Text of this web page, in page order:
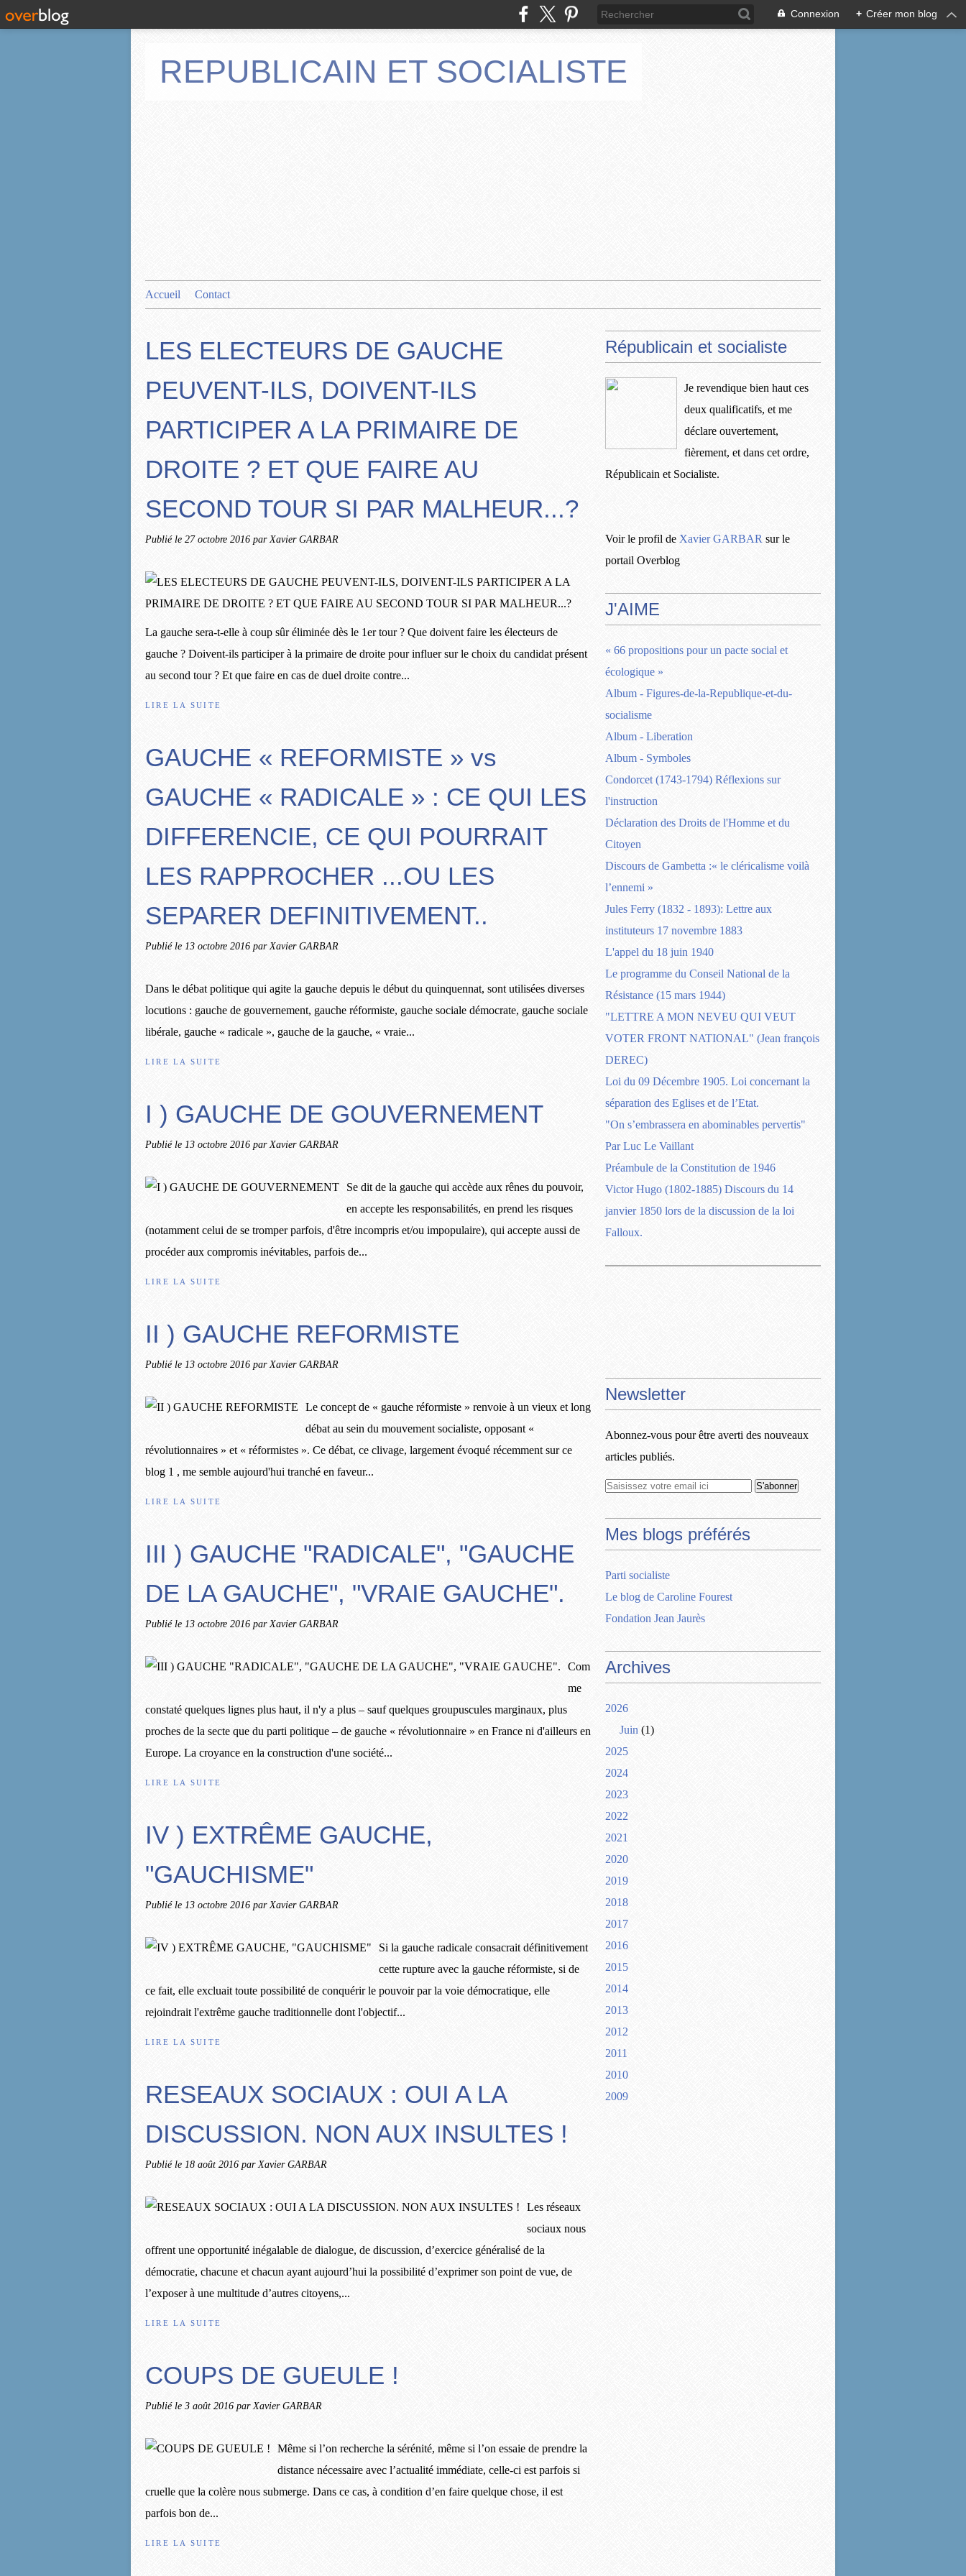
Connexion + Créer mon blog
REPUBLICAIN ET SOCIALISTE
Accueil Contact
LES ELECTEURS DE GAUCHE
PEUVENT-ILS, DOIVENT-ILS
PARTICIPER A LA PRIMAIRE DE
DROITE ? ET QUE FAIRE AU
SECOND TOUR SI PAR MALHEUR...?
Publié le 27 octobre 2016 par Xavier GARBAR
La gauche sera-t-elle à coup sûr éliminée dès le 1er tour ? Que doivent faire les électeurs de
gauche ? Doivent-ils participer à la primaire de droite pour influer sur le choix du candidat présent
au second tour ? Et que faire en cas de duel droite contre...
LIRE LA SUITE
GAUCHE « REFORMISTE » vs
GAUCHE « RADICALE » : CE QUI LES
DIFFERENCIE, CE QUI POURRAIT
LES RAPPROCHER ...OU LES
SEPARER DEFINITIVEMENT..
Publié le 13 octobre 2016 par Xavier GARBAR
Dans le débat politique qui agite la gauche depuis le début du quinquennat, sont utilisées diverses
locutions : gauche de gouvernement, gauche réformiste, gauche sociale démocrate, gauche sociale
libérale, gauche « radicale », gauche de la gauche, « vraie...
LIRE LA SUITE
I ) GAUCHE DE GOUVERNEMENT
Publié le 13 octobre 2016 par Xavier GARBAR
Se dit de la gauche qui accède aux rênes du pouvoir,
en accepte les responsabilités, en prend les risques
(notamment celui de se tromper parfois, d'être incompris et/ou impopulaire), qui accepte aussi de
procéder aux compromis inévitables, parfois de...
LIRE LA SUITE
II ) GAUCHE REFORMISTE
Publié le 13 octobre 2016 par Xavier GARBAR
Le concept de « gauche réformiste » renvoie à un vieux et long
débat au sein du mouvement socialiste, opposant «
révolutionnaires » et « réformistes ». Ce débat, ce clivage, largement évoqué récemment sur ce
blog 1 , me semble aujourd'hui tranché en faveur...
LIRE LA SUITE
III ) GAUCHE "RADICALE", "GAUCHE
DE LA GAUCHE", "VRAIE GAUCHE".
Publié le 13 octobre 2016 par Xavier GARBAR
Com
me
constaté quelques lignes plus haut, il n'y a plus – sauf quelques groupuscules marginaux, plus
proches de la secte que du parti politique – de gauche « révolutionnaire » en France ni d'ailleurs en
Europe. La croyance en la construction d'une société...
LIRE LA SUITE
IV ) EXTRÊME GAUCHE,
"GAUCHISME"
Publié le 13 octobre 2016 par Xavier GARBAR
Si la gauche radicale consacrait définitivement
cette rupture avec la gauche réformiste, si de
ce fait, elle excluait toute possibilité de conquérir le pouvoir par la voie démocratique, elle
rejoindrait l'extrême gauche traditionnelle dont l'objectif...
LIRE LA SUITE
RESEAUX SOCIAUX : OUI A LA
DISCUSSION. NON AUX INSULTES !
Publié le 18 août 2016 par Xavier GARBAR
Les réseaux
sociaux nous
offrent une opportunité inégalable de dialogue, de discussion, d’exercice généralisé de la
démocratie, chacune et chacun ayant aujourd’hui la possibilité d’exprimer son point de vue, de
l’exposer à une multitude d’autres citoyens,...
LIRE LA SUITE
COUPS DE GUEULE !
Publié le 3 août 2016 par Xavier GARBAR
Même si l’on recherche la sérénité, même si l’on essaie de prendre la
distance nécessaire avec l’actualité immédiate, celle-ci est parfois si
cruelle que la colère nous submerge. Dans ce cas, à condition d’en faire quelque chose, il est
parfois bon de...
LIRE LA SUITE
Républicain et socialiste
Je revendique bien haut ces
deux qualificatifs, et me
déclare ouvertement,
fièrement, et dans cet ordre,
Républicain et Socialiste.
Voir le profil de Xavier GARBAR sur le
portail Overblog
J'AIME
« 66 propositions pour un pacte social et
écologique »
Album - Figures-de-la-Republique-et-du-
socialisme
Album - Liberation
Album - Symboles
Condorcet (1743-1794) Réflexions sur
l'instruction
Déclaration des Droits de l'Homme et du
Citoyen
Discours de Gambetta :« le cléricalisme voilà
l’ennemi »
Jules Ferry (1832 - 1893): Lettre aux
instituteurs 17 novembre 1883
L'appel du 18 juin 1940
Le programme du Conseil National de la
Résistance (15 mars 1944)
"LETTRE A MON NEVEU QUI VEUT
VOTER FRONT NATIONAL" (Jean françois
DEREC)
Loi du 09 Décembre 1905. Loi concernant la
séparation des Eglises et de l’Etat.
"On s’embrassera en abominables pervertis"
Par Luc Le Vaillant
Préambule de la Constitution de 1946
Victor Hugo (1802-1885) Discours du 14
janvier 1850 lors de la discussion de la loi
Falloux.
Newsletter
Abonnez-vous pour être averti des nouveaux
articles publiés.
Mes blogs préférés
Parti socialiste
Le blog de Caroline Fourest
Fondation Jean Jaurès
Archives
2026
Juin (1)
2025
2024
2023
2022
2021
2020
2019
2018
2017
2016
2015
2014
2013
2012
2011
2010
2009